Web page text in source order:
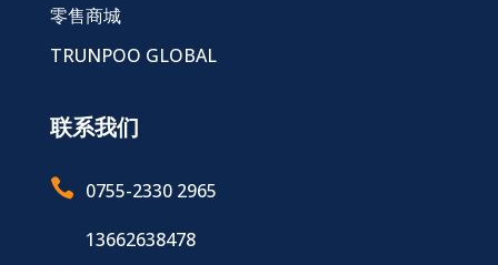
零售商城
TRUNPOO GLOBAL
联系我们
 0755-2330 2965
13662638478